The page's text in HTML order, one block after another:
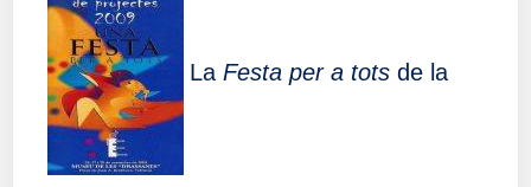
La Festa per a totsde la